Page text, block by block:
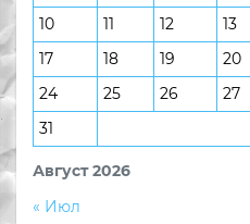
Август 2026
10
11 12 13
17
18 19 20
24
25 26 27
31
« Июл